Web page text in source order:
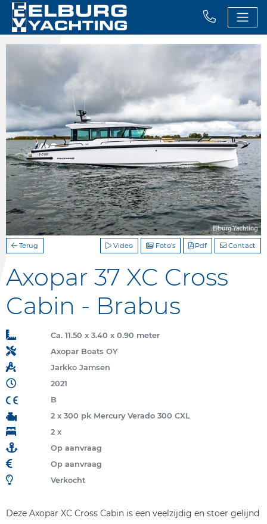
Terug Contact
Pdf
Foto's
Video
Axopar 37 XC Cross
Cabin - Brabus
Ca. 11.50 x 3.40 x 0.90 meter
Axopar Boats OY
Jarkko Jamsen
2021
B
2 x 300 pk Mercury Verado 300 CXL
2 x
Op aanvraag
Op aanvraag
Verkocht
Deze Axopar XC Cross Cabin is een veelzijdig en stoer gelijnd